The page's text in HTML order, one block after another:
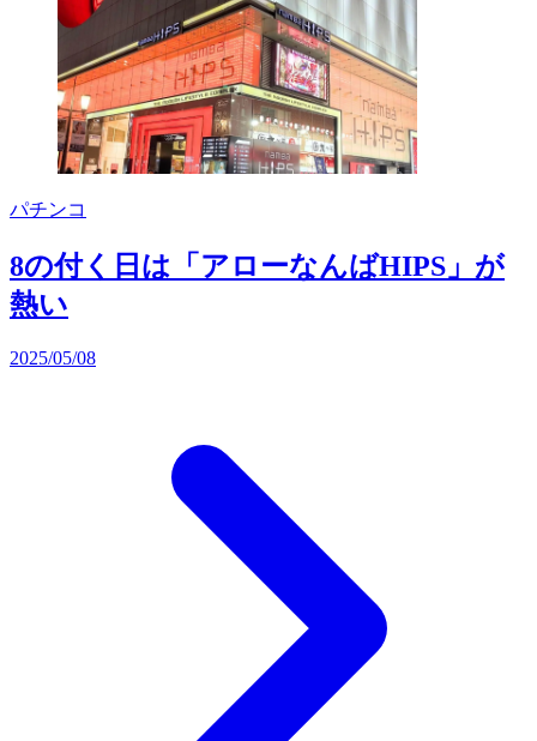
パチンコ
8の付く日は「アローなんばHIPS」が
熱い
2025/05/08